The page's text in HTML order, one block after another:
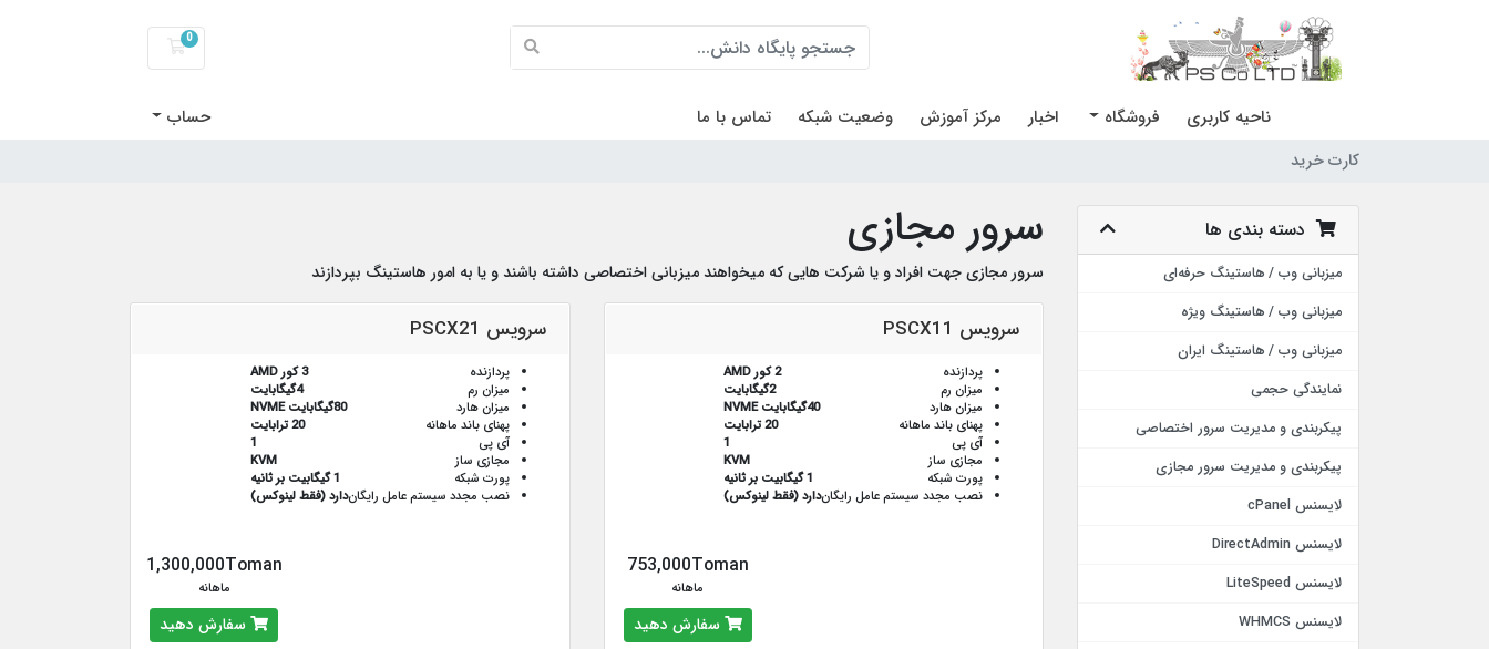
0
ناحیه کاربری فروشگاه اخبار مرکز آموزش وضعیت شبکه تماس با ما حساب
کارت خرید
دسته بندی ها
میزبانی وب / هاستینگ حرفه‌ای
میزبانی وب / هاستینگ ویژه
میزبانی وب / هاستینگ ایران
نمایندگی حجمی
پیکربندی و مدیریت سرور اختصاصی
پیکربندی و مدیریت سرور مجازی
لایسنس cPanel
لایسنس DirectAdmin
لایسنس LiteSpeed
لایسنس WHMCS
سرور مجازی
سرور مجازی جهت افراد و یا شرکت هایی که میخواهند میزبانی اختصاصی داشته باشند و یا به امور هاستینگ بپردازند
سرویس PSCX11
2 کور AMD
پردازنده
2گیگابایت
میزان رم
40گیگابایت NVME
میزان هارد
20 ترابایت
پهنای باند ماهانه
1
آی پی
KVM
مجازی ساز
1 گیگابیت بر ثانیه
پورت شبکه
دارد (فقط لینوکس)نصب مجدد سیستم عامل رایگان
753,000Toman
ماهانه
سفارش دهید
سرویس PSCX21
3 کور AMD
پردازنده
4گیگابایت
میزان رم
80گیگابایت NVME
میزان هارد
20 ترابایت
پهنای باند ماهانه
1
آی پی
KVM
مجازی ساز
1 گیگابیت بر ثانیه
پورت شبکه
دارد (فقط لینوکس)نصب مجدد سیستم عامل رایگان
1,300,000Toman
ماهانه
سفارش دهید